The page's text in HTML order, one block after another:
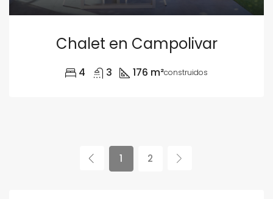
Chalet en Campolivar
4 3 176 m²construidos
1 2